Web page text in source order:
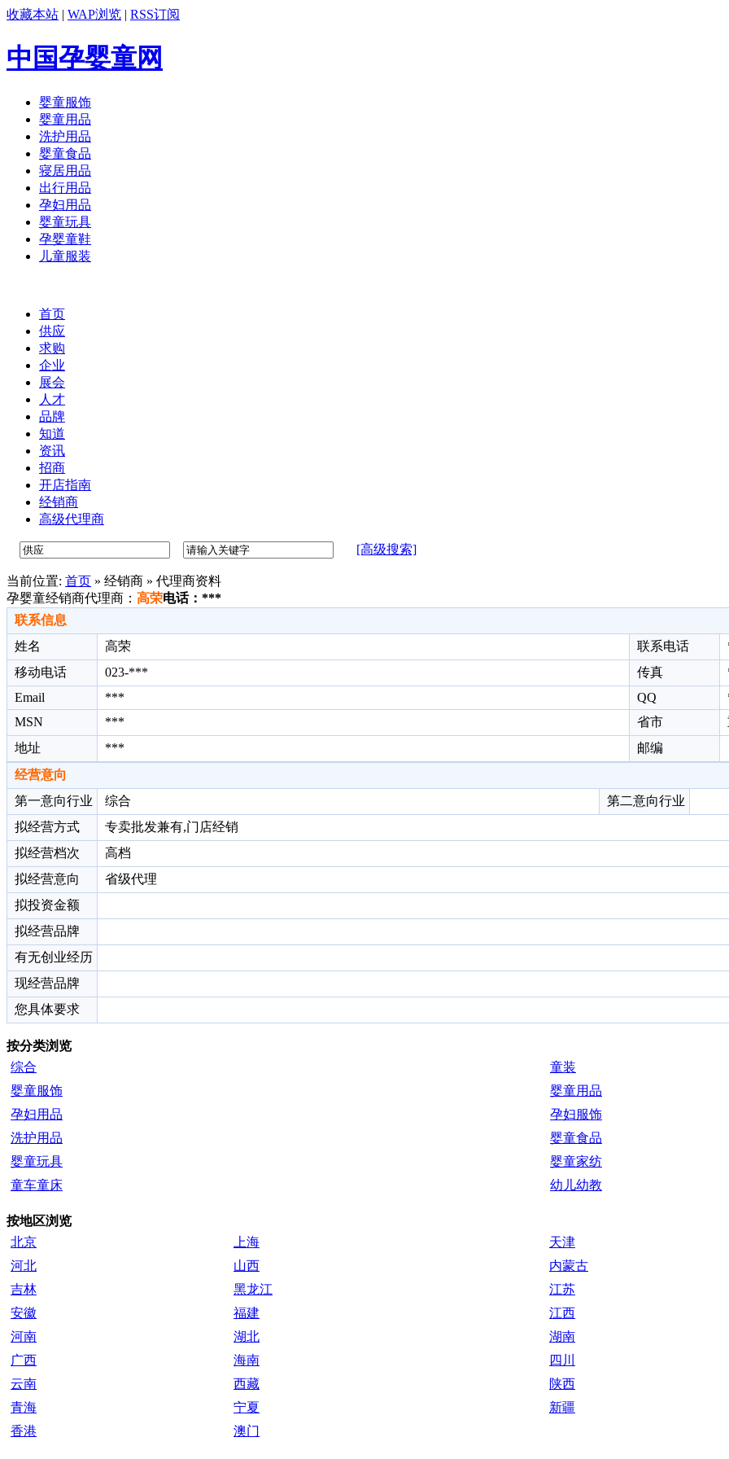
收藏本站 | WAP浏览 | RSS订阅
中国孕婴童网
婴童服饰
婴童用品
洗护用品
婴童食品
寝居用品
出行用品
孕妇用品
婴童玩具
孕婴童鞋
儿童服装
首页
供应
求购
企业
展会
人才
品牌
知道
资讯
招商
开店指南
经销商
高级代理商
[高级搜索]
当前位置: 首页 » 经销商 » 代理商资料
孕婴童经销商代理商： 高荣电话：***
联系信息
姓名
高荣 联系电话
移动电话
023-*** 传真
Email
*** QQ
MSN
*** 省市
地址
***
邮编
经营意向
第一意向行业
综合 第二意向行业
拟经营方式
专卖批发兼有,门店经销
拟经营档次
高档
拟经营意向
省级代理
拟投资金额
拟经营品牌
有无创业经历
现经营品牌
您具体要求
按分类浏览
综合
童装
婴童服饰
婴童用品
孕妇用品
孕妇服饰
洗护用品
婴童食品
婴童玩具
婴童家纺
童车童床
幼儿幼教
按地区浏览
北京
上海 天津
河北
山西 内蒙古
吉林
黑龙江 江苏
安徽
福建 江西
河南
湖北 湖南
广西
海南 四川
云南
西藏 陕西
青海
宁夏 新疆
香港
澳门